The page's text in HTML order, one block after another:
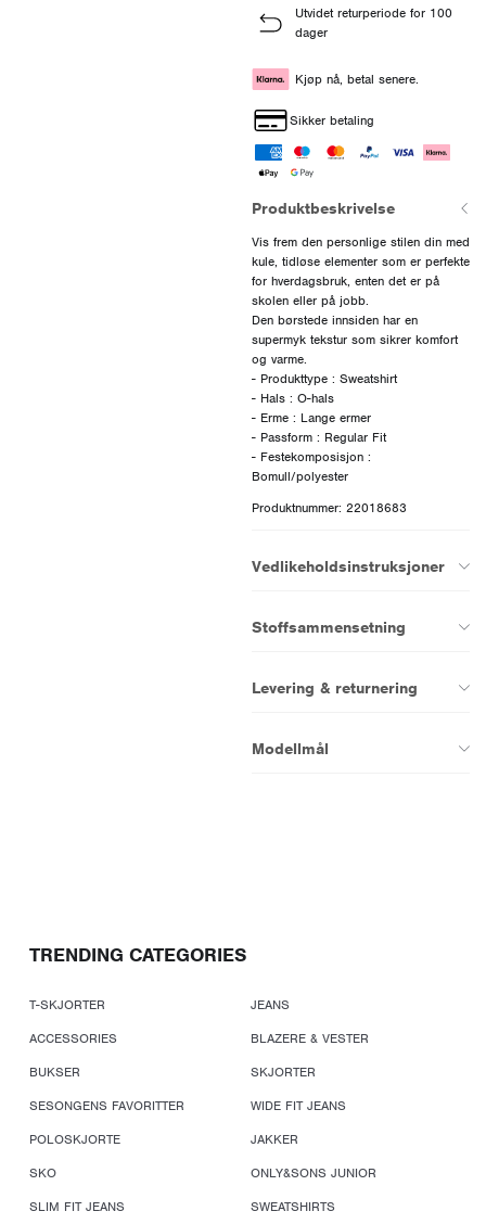
Utvidet returperiode for 100
dager
Kjøp nå, betal senere.
Sikker betaling
Produktbeskrivelse
Vis frem den personlige stilen din med
kule, tidløse elementer som er perfekte
for hverdagsbruk, enten det er på
skolen eller på jobb.
Den børstede innsiden har en
supermyk tekstur som sikrer komfort
og varme.
- Produkttype : Sweatshirt
- Hals : O-hals
- Erme : Lange ermer
- Passform : Regular Fit
- Festekomposisjon :
Bomull/polyester
Produktnummer: 22018683
Vedlikeholdsinstruksjoner
Stoffsammensetning
Levering & returnering
Modellmål
TRENDING CATEGORIES
T-SKJORTER
JEANS
ACCESSORIES
BLAZERE & VESTER
BUKSER
SKJORTER
SESONGENS FAVORITTER
WIDE FIT JEANS
POLOSKJORTE
JAKKER
SKO
ONLY&SONS JUNIOR
SLIM FIT JEANS
SWEATSHIRTS